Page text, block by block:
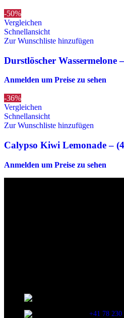
-50%
Vergleichen
Schnellansicht
Zur Wunschliste hinzufügen
Durstlöscher Wassermelone
Anmelden um Preise zu sehen
-36%
Vergleichen
Schnellansicht
Zur Wunschliste hinzufügen
Calypso Kiwi Lemonade –
Anmelden um Preise zu sehen
+41 78 230